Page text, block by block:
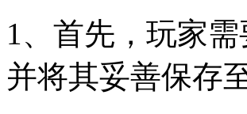
1、首先，玩家
并将其妥善保存